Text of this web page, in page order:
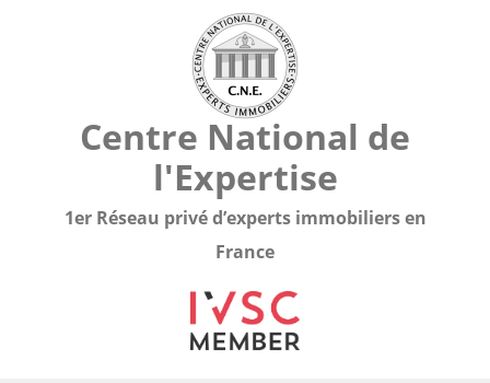
Centre National de
l'Expertise
1er Réseau privé d’experts immobiliers en
France